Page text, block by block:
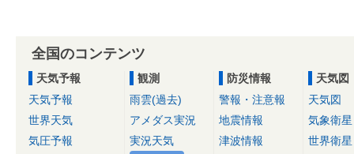
全国のコンテンツ
天気予報
天気予報
世界天気
気圧予報
観測
雨雲(過去)
アメダス実況
実況天気
防災情報
警報・注意報
地震情報
津波情報
天気図
天気図
気象衛星
世界衛星